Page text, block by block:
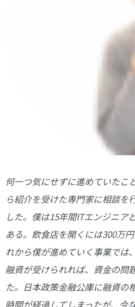
何一つ気にせずに進めていたこ
ら紹介を受けた専門家に相談を
した。僕は15年間ITエンジニア
ある。飲食店を開くには300万
れから僕が進めていく事業では
融資が受けられれば、資金の問
た。日本政策金融公庫に融資の
時間が経過してしまったが、今